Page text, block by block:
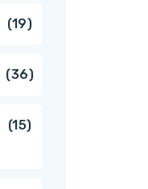
1919
producten
3636
producten
1515